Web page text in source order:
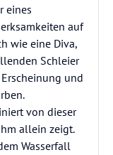
eines
auf
wie eine Diva,
Schleier
und
von dieser
allein zeigt.
Wasserfall